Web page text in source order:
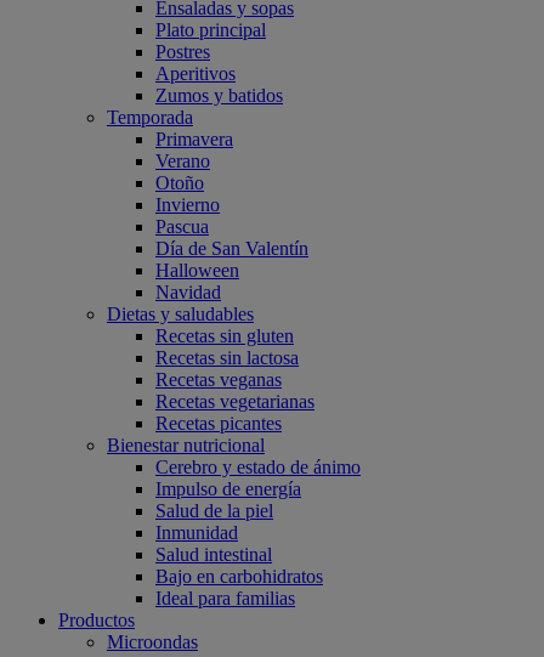
Ensaladas y sopas
Plato principal
Postres
Aperitivos
Zumos y batidos
Temporada
Primavera
Verano
Otoño
Invierno
Pascua
Día de San Valentín
Halloween
Navidad
Dietas y saludables
Recetas sin gluten
Recetas sin lactosa
Recetas veganas
Recetas vegetarianas
Recetas picantes
Bienestar nutricional
Cerebro y estado de ánimo
Impulso de energía
Salud de la piel
Inmunidad
Salud intestinal
Bajo en carbohidratos
Ideal para familias
Productos
Microondas